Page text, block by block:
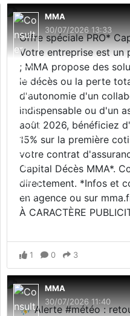
MMA
30/07/2026 13:33
Offre spéciale PRO*
Votre entreprise est un
; MMA propose des
le décès ou la perte
d'autonomie d'un
indispensable ou d'un
août 2026, bénéficiez
15% sur la première
votre contrat
Capital Décès MMA*.
directement. *Infos et
en agence ou sur
À CARACTÈRE
1 0 3
MMA
30/07/2026 11:40
⛈️ Alerte #météo :